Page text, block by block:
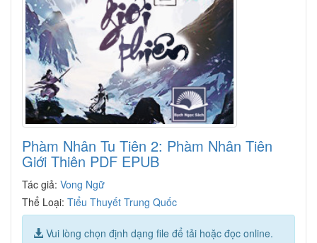
Phàm Nhân Tu Tiên 2: Phàm Nhân Tiên
Giới Thiên PDF EPUB
Tác giả: Vong Ngữ
Thể Loại: Tiểu Thuyết Trung Quốc
Vui lòng chọn định dạng file để tải hoặc đọc online.